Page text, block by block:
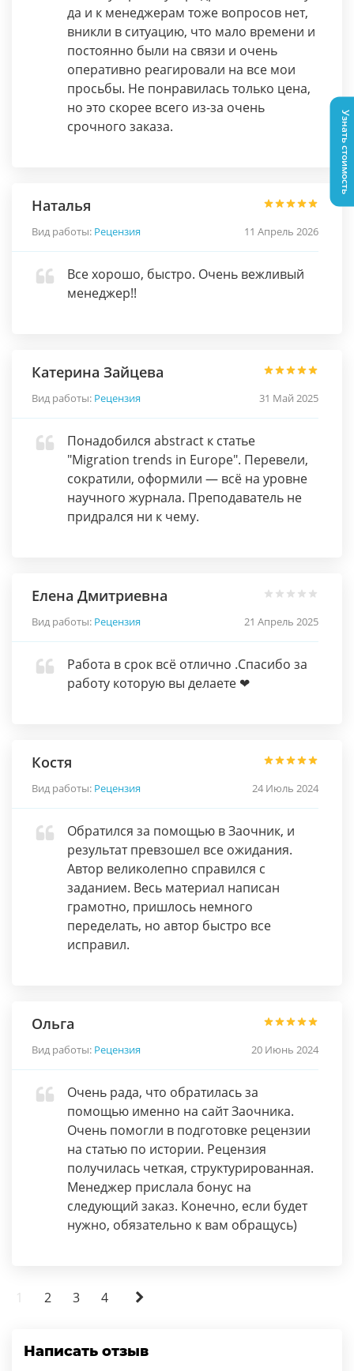
да и к менеджерам тоже вопросов нет,
вникли в ситуацию, что мало времени и
постоянно были на связи и очень
оперативно реагировали на все мои
просьбы. Не понравилась только цена,
но это скорее всего из-за очень
срочного заказа.
Наталья
Вид работы: Рецензия 11 Апрель 2026
Все хорошо, быстро. Очень вежливый
менеджер!!
Катерина Зайцева
Вид работы: Рецензия 31 Май 2025
Понадобился abstract к статье
"Migration trends in Europe". Перевели,
сократили, оформили — всё на уровне
научного журнала. Преподаватель не
придрался ни к чему.
Елена Дмитриевна
Вид работы: Рецензия 21 Апрель 2025
Работа в срок всё отлично .Спасибо за
работу которую вы делаете ❤
Костя
Вид работы: Рецензия 24 Июль 2024
Обратился за помощью в Заочник, и
результат превзошел все ожидания.
Автор великолепно справился с
заданием. Весь материал написан
грамотно, пришлось немного
переделать, но автор быстро все
исправил.
Ольга
Вид работы: Рецензия 20 Июнь 2024
Очень рада, что обратилась за
помощью именно на сайт Заочника.
Очень помогли в подготовке рецензии
на статью по истории. Рецензия
получилась четкая, структурированная.
Менеджер прислала бонус на
следующий заказ. Конечно, если будет
нужно, обязательно к вам обращусь)
1 2 3 4
Написать отзыв
Узнать стоимость